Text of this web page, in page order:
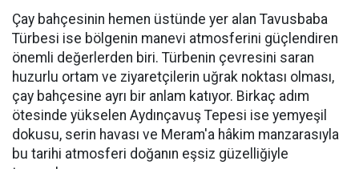
Çay bahçesinin hemen üstünde yer alan Tavusbaba
Türbesi ise bölgenin manevi atmosferini güçlendiren
önemli değerlerden biri. Türbenin çevresini saran
huzurlu ortam ve ziyaretçilerin uğrak noktası olması,
çay bahçesine ayrı bir anlam katıyor. Birkaç adım
ötesinde yükselen Aydınçavuş Tepesi ise yemyeşil
dokusu, serin havası ve Meram'a hâkim manzarasıyla
bu tarihi atmosferi doğanın eşsiz güzelliğiyle